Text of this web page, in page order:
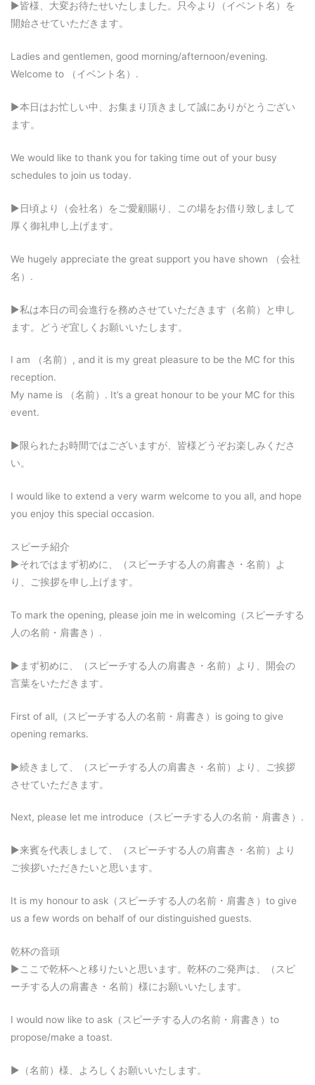
▶︎皆様、大変お待たせいたしました。只今より（イベント名）を
開始させていただきます。
Ladies and gentlemen, good morning/afternoon/evening.
Welcome to （イベント名）.
▶︎本日はお忙しい中、お集まり頂きまして誠にありがとうござい
ます。
We would like to thank you for taking time out of your busy
schedules to join us today.
▶︎日頃より（会社名）をご愛顧賜り、この場をお借り致しまして
厚く御礼申し上げます。
We hugely appreciate the great support you have shown （会社
名）.
▶︎私は本日の司会進行を務めさせていただきます（名前）と申し
ます。どうぞ宜しくお願いいたします。
I am （名前）, and it is my great pleasure to be the MC for this
reception.
My name is （名前）. It’s a great honour to be your MC for this
event.
▶︎限られたお時間ではございますが、皆様どうぞお楽しみくださ
い。
I would like to extend a very warm welcome to you all, and hope
you enjoy this special occasion.
スピーチ紹介
▶︎それではまず初めに、（スピーチする人の肩書き・名前）よ
り、ご挨拶を申し上げます。
To mark the opening, please join me in welcoming（スピーチする
人の名前・肩書き）.
▶︎まず初めに、（スピーチする人の肩書き・名前）より、開会の
言葉をいただきます。
First of all,（スピーチする人の名前・肩書き）is going to give
opening remarks.
▶︎続きまして、（スピーチする人の肩書き・名前）より、ご挨拶
させていただきます。
Next, please let me introduce（スピーチする人の名前・肩書き）.
▶︎来賓を代表しまして、（スピーチする人の肩書き・名前）より
ご挨拶いただきたいと思います。
It is my honour to ask（スピーチする人の名前・肩書き）to give
us a few words on behalf of our distinguished guests.
乾杯の音頭
▶︎ここで乾杯へと移りたいと思います。乾杯のご発声は、（スピ
ーチする人の肩書き・名前）様にお願いいたします。
I would now like to ask（スピーチする人の名前・肩書き）to
propose/make a toast.
▶︎（名前）様、よろしくお願いいたします。